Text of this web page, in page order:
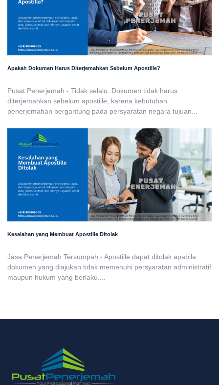
Apakah Dokumen Harus Diterjemahkan Sebelum Apostille?
Pusat Penerjemah - Tidak selalu. Dokumen tidak harus
diterjemahkan sebelum apostille, karena kebutuhan
penerjemahan bergantung pada persyaratan negara tujuan...
Kesalahan yang Membuat Apostille Ditolak
Jasa Penerjemah Tersumpah - Apostille dapat ditolak apabila
dokumen yang diajukan tidak memenuhi persyaratan administratif
maupun hukum yang berlaku....